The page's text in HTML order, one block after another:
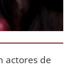
actores de